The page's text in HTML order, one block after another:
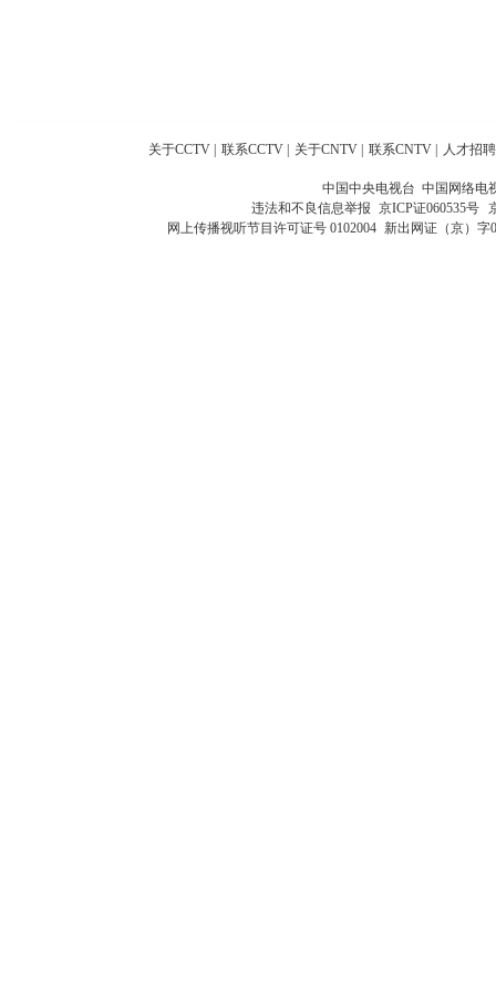
关于CCTV 联系CCTV 关于CNTV 联系CNTV 人才招聘
中国中央电视台 中国网络电
违法和不良信息举报 京ICP证060535号
网上传播视听节目许可证号 0102004 新出网证（京）